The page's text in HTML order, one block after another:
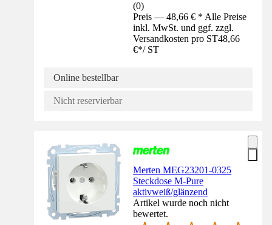
(0)
Preis — 48,66 € * Alle Preise
inkl. MwSt. und ggf. zzgl.
Versandkosten pro ST48,66
€*/ ST
Online bestellbar
Nicht reservierbar
Merten MEG23201-0325
Steckdose M-Pure
aktivweiß/glänzend
Artikel wurde noch nicht
bewertet.